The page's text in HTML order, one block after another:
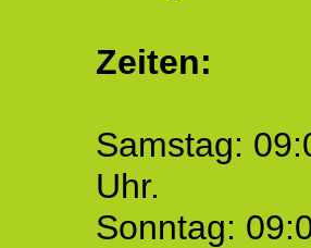
Zeiten:
Samstag:
Uhr.
Sonntag: